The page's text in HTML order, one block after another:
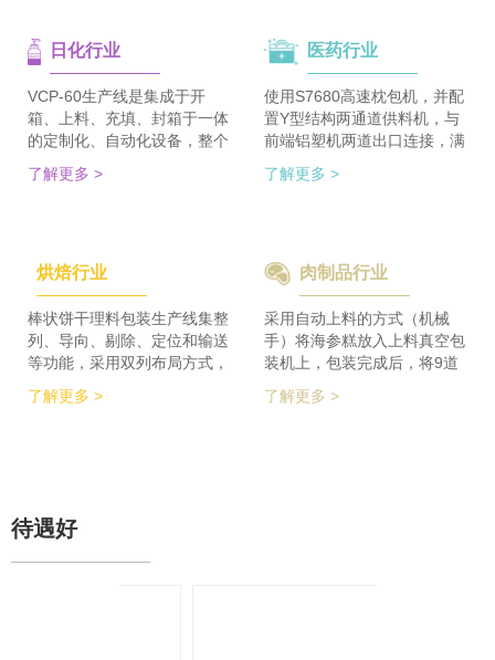
器、一侧配集合包集积器，实
现在一台机器上完成两种形式
的自动装箱。 占地空间减
半，一条生产线实现两种形式
的包装及装箱，人员数量减半
大降低。
日化行业
VCP-60生产线是集成于开
箱、上料、充填、封箱于一体
的定制化、自动化设备，整个
生产线采用独立伺服匹配节拍
协调运行，实现灵活更稳定。
检及码垛设备实现整线自动化
运行。 节省了80%人员数
量，降低了劳动者的劳动强
度，提高了工作效率
了解更多 >
医药行业
使用S7680高速枕包机，并配
置Y型结构两通道供料机，与
前端铝塑机两道出口连接，满
足了枕包机的稳定供料，又缩
短了设备总长。枕包机单道输
积的要求，同时节省了一半的
占地空间，一条生产线实现了
整个生产的稳定供料，减少设
备的投入，大大降低了采购成
本。
了解更多 >
烘焙行业
棒状饼干理料包装生产线集整
列、导向、剔除、定位和输送
等功能，采用双列布局方式，
在有限的场地内，提高了产品
包装的生产力，同时达到废料
了解更多 >
肉制品行业
采用自动上料的方式（机械
手）将海参糕放入上料真空包
装机上，包装完成后，将9道
带机，将1道产品分为2道，分
了解更多 >
待遇好